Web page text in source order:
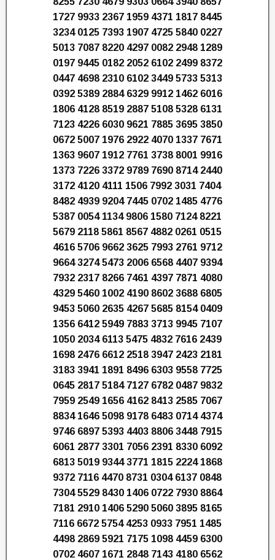
1727 9933 2367 1959 4371 1817 8445
3234 0125 7393 1907 4725 5840 0227
5013 7087 8220 4297 0082 2948 1289
0197 9445 0182 2052 6102 2499 8372
0447 4698 2310 6102 3449 5733 5313
0392 5389 2884 6329 9912 1462 6016
1806 4128 8519 2887 5108 5328 6131
7123 4226 6030 9621 7885 3695 3850
0672 5007 1976 2922 4070 1337 7671
1363 9607 1912 7761 3738 8001 9916
1373 7226 3372 9789 7690 8714 2440
3172 4120 4111 1506 7992 3031 7404
8482 4939 9204 7445 0702 1485 4776
5387 0054 1134 9806 1580 7124 8221
5679 2118 5861 8567 4882 0261 0515
4616 5706 9662 3625 7993 2761 9712
9664 3274 5473 2006 6568 4407 9394
7932 2317 8266 7461 4397 7871 4080
4329 5460 1002 4190 8602 3688 6805
9453 5060 2635 4267 5685 8154 0409
1356 6412 5949 7883 3713 9945 7107
1050 2034 6113 5475 4832 7616 2439
1698 2476 6612 2518 3947 2423 2181
3183 3941 1891 8496 6303 9558 7725
0645 2817 5184 7127 6782 0487 9832
7959 2549 1656 4162 8413 2585 7067
8834 1646 5098 9178 6483 0714 4374
9746 6897 5393 4403 8806 3448 7915
6061 2877 3301 7056 2391 8330 6092
6813 5019 9344 3771 1815 2224 1868
9372 7116 4470 8731 0304 6137 0848
7304 5529 8430 1406 0722 7930 8864
7181 2910 1406 5290 5060 3895 8165
7116 6672 5754 4253 0933 7951 1485
4498 2869 5921 7175 1098 4459 6300
0702 4607 1671 2848 7143 4180 6562